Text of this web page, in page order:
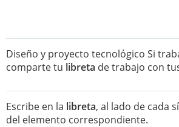
Diseño y proyecto tecnológico Si
comparte tu libreta de trabajo con
Escribe en la libreta, al lado de cada
del elemento correspondiente.